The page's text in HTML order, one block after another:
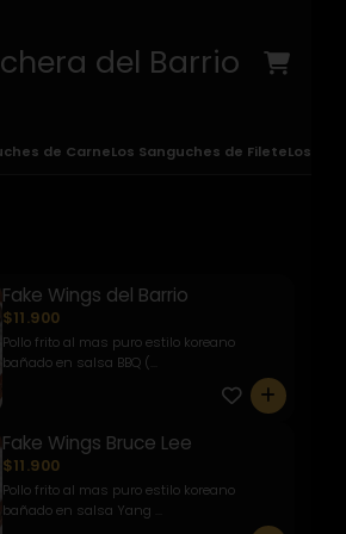
del Barrio
de CarneLos Sanguches de FileteLos
Fake Wings del Barrio
$11.900
Pollo frito al mas puro estilo koreano
bañado en salsa BBQ (...
0
Fake Wings Bruce Lee
$11.900
Pollo frito al mas puro estilo koreano
bañado en salsa Yang ...